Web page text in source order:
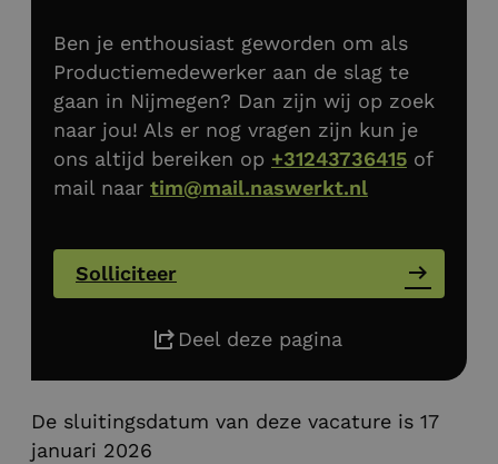
Ben je enthousiast geworden om als
Productiemedewerker aan de slag te
gaan in Nijmegen? Dan zijn wij op zoek
naar jou! Als er nog vragen zijn kun je
ons altijd bereiken op +31243736415 of
mail naar tim@mail.naswerkt.nl
Solliciteer
Deel deze pagina
De sluitingsdatum van deze vacature is 17
januari 2026